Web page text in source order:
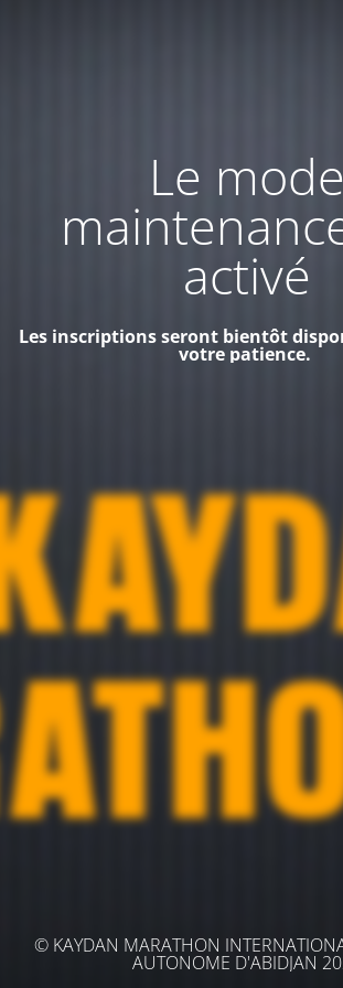
Le mode
activé
Les inscriptions seront bientôt
votre patience.
© KAYDAN MARATHON
AUTONOME D'ABIDJAN